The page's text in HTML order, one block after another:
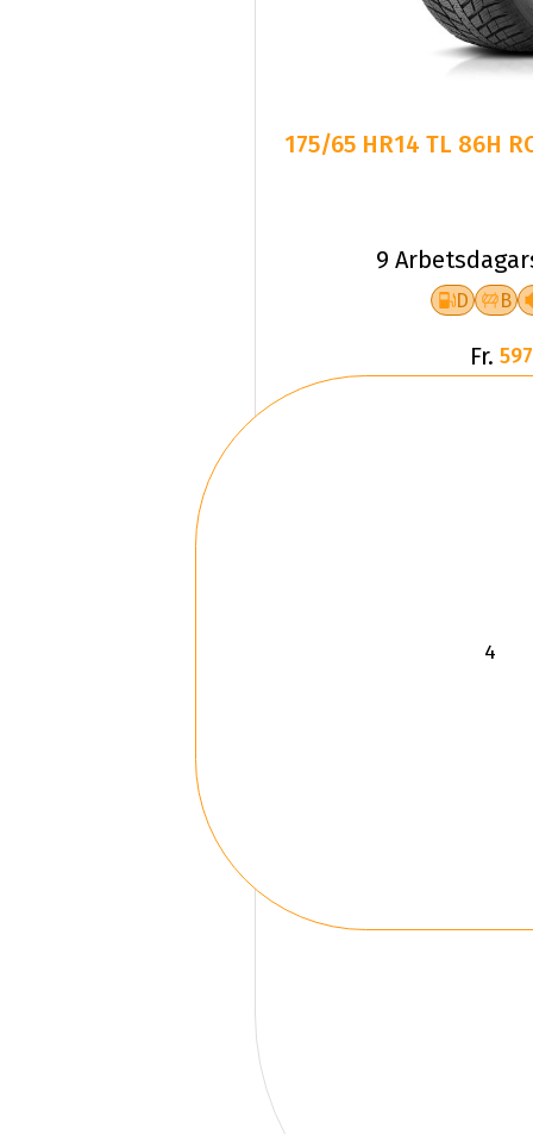
175/65 HR14 TL 86H
9
D B
Fr.